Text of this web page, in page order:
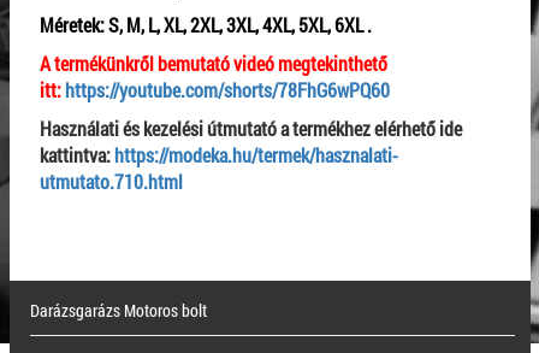
Méretek: S, M, L, XL, 2XL, 3XL, 4XL, 5XL, 6XL .
A termékünkről bemutató videó megtekinthető
itt:https://youtube.com/shorts/78FhG6wPQ60
Használati és kezelési útmutató a termékhez elérhető ide
kattintva:https://modeka.hu/termek/hasznalati-
utmutato.710.html
Darázsgarázs Motoros bolt